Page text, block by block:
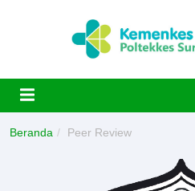
Beranda Peer Review